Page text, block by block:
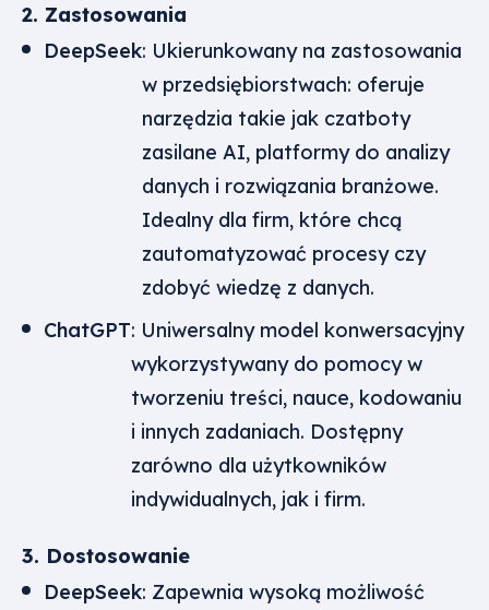
2. Zastosowania
DeepSeek: Ukierunkowany na zastosowania
w przedsiębiorstwach: oferuje
narzędzia takie jak czatboty
zasilane AI, platformy do analizy
danych i rozwiązania branżowe.
Idealny dla firm, które chcą
zautomatyzować procesy czy
zdobyć wiedzę z danych.
ChatGPT: Uniwersalny model konwersacyjny
wykorzystywany do pomocy w
tworzeniu treści, nauce, kodowaniu
i innych zadaniach. Dostępny
zarówno dla użytkowników
indywidualnych, jak i firm.
3. Dostosowanie
DeepSeek: Zapewnia wysoką możliwość